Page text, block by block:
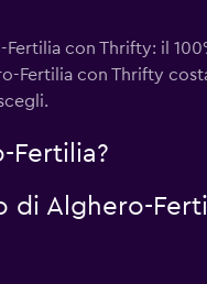
con Thrifty: il
Fertilia con Thrifty
Fertilia?
di Alghero-